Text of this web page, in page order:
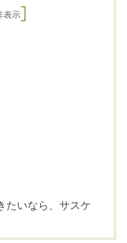
表示]
たいなら、サスケ